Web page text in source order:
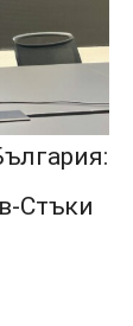
Стъки